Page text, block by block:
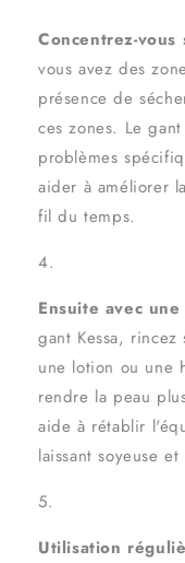
Concentrez-
vous avez des
présence de
ces zones. Le
problèmes
aider à améliorer
fil du temps.
Ensuite avec
gant Kessa,
une lotion ou une
rendre la peau
aide à rétablir
laissant soyeuse
Utilisation